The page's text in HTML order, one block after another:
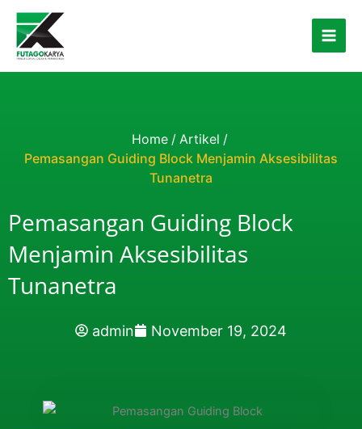
Skip to content
Home / Artikel /
Pemasangan Guiding Block Menjamin Aksesibilitas
Tunanetra
Pemasangan Guiding Block
Menjamin Aksesibilitas
Tunanetra
admin November 19, 2024